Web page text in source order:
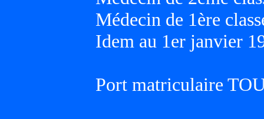
Médecin de 1ère
Idem au 1er janvier
Port matriculaire